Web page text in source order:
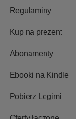
Regulaminy
Kup na prezent
Abonamenty
Ebooki na Kindle
Pobierz Legimi